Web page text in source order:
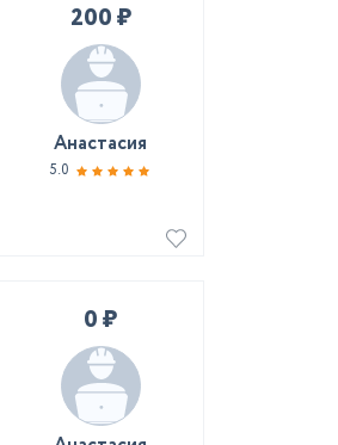
200 ₽
Анастасия
5.0
0 ₽